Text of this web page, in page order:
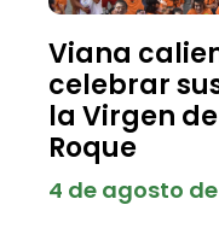
Viana
celebrar
la Virgen
Roque
4 de agosto